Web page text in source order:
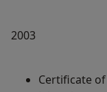
2003
Certificate